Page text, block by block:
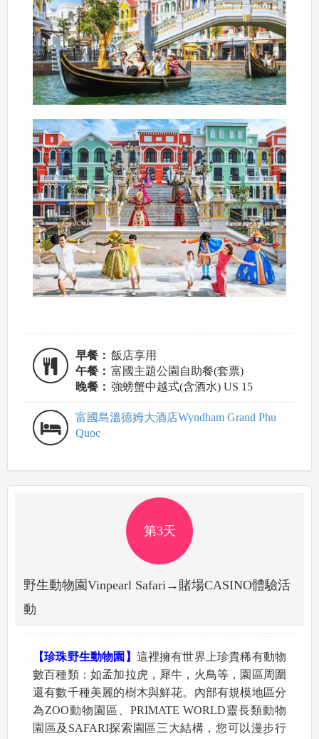
早餐： 飯店享用
午餐： 富國主題公園自助餐(套票)
晚餐： 強螃蟹中越式(含酒水) US 15
富國島溫德姆大酒店Wyndham Grand Phu
Quoc
第3天
野生動物園Vinpearl Safari→賭場CASINO體驗活
動
【珍珠野生動物園】 這裡擁有世界上珍貴稀有動物
數百種類：如孟加拉虎，犀牛，火鳥等，園區周圍
還有數千種美麗的樹木與鮮花。內部有規模地區分
為ZOO動物園區、PRIMATE WORLD靈長類動物
園區及SAFARI探索園區三大結構，您可以漫步行